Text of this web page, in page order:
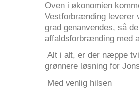
Oven i økonomien
Vestforbrænding leverer
grad genanvendes, så
affaldsforbrænding med
Alt i alt, er der næppe
grønnere løsning for
Med venlig hilsen